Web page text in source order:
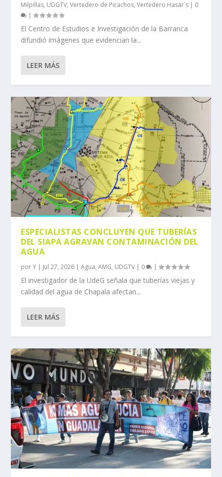
Milpillas, UDGTV,Vertedero de Picachos,Vertedero Hasar´s | 0
|
El Centro de Estudios e Investigación de la Barranca
difundió imágenes que evidencian la...
LEER MÁS
ESPECIALISTAS CONCLUYEN QUE TUBERÍAS
DEL SIAPA AGRAVAN CONTAMINACIÓN DEL
AGUA
porY | Jul 27, 2026 |Agua,AMG, UDGTV | 0 |
El investigador de la UdeG señala que tuberías viejas y
calidad del agua de Chapala afectan...
LEER MÁS